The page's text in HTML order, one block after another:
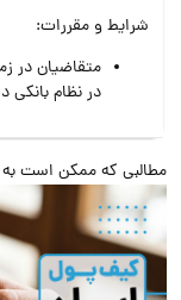
شرایط و مقررات:
متقاضیان در
در نظام بانکی
که ممکن است به آن